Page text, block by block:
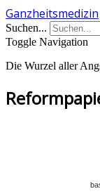
Ganzheitsmedizin
Suchen...
Toggle Navigation
Die Wurzel aller